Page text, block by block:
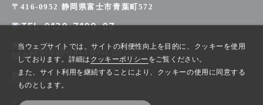
〒416-0952 静岡県富士市青葉町572
0120-7109-07
style@nattoku.jp
© ARC style
当ウェブサイトでは、サイトの利便性向上を目的に、クッキーを使用
しております。詳細は クッキーポリシー をご覧ください。
また、サイト利用を継続することにより、クッキーの使用に同意する
ものとします。